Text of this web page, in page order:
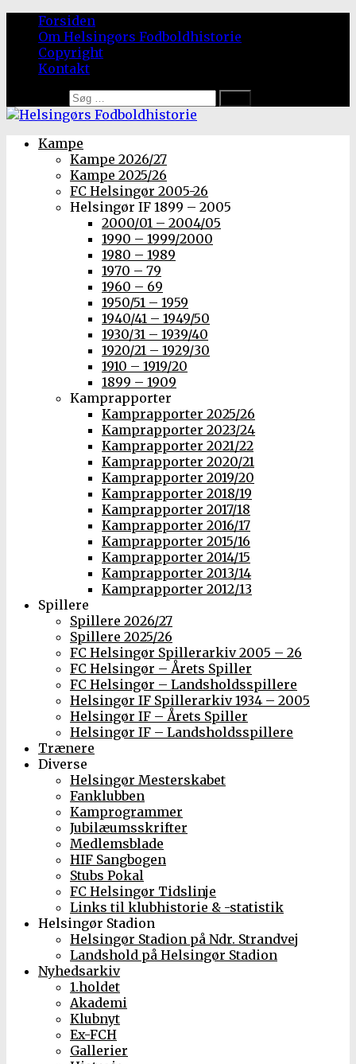
Forsiden
Om Helsingørs Fodboldhistorie
Copyright
Kontakt
Kampe
Kampe 2026/27
Kampe 2025/26
FC Helsingør 2005-26
Helsingør IF 1899 – 2005
2000/01 – 2004/05
1990 – 1999/2000
1980 – 1989
1970 – 79
1960 – 69
1950/51 – 1959
1940/41 – 1949/50
1930/31 – 1939/40
1920/21 – 1929/30
1910 – 1919/20
1899 – 1909
Kamprapporter
Kamprapporter 2025/26
Kamprapporter 2023/24
Kamprapporter 2021/22
Kamprapporter 2020/21
Kamprapporter 2019/20
Kamprapporter 2018/19
Kamprapporter 2017/18
Kamprapporter 2016/17
Kamprapporter 2015/16
Kamprapporter 2014/15
Kamprapporter 2013/14
Kamprapporter 2012/13
Spillere
Spillere 2026/27
Spillere 2025/26
FC Helsingør Spillerarkiv 2005 – 26
FC Helsingør – Årets Spiller
FC Helsingør – Landsholdsspillere
Helsingør IF Spillerarkiv 1934 – 2005
Helsingør IF – Årets Spiller
Helsingør IF – Landsholdsspillere
Trænere
Diverse
Helsingør Mesterskabet
Fanklubben
Kamprogrammer
Jubilæumsskrifter
Medlemsblade
HIF Sangbogen
Stubs Pokal
FC Helsingør Tidslinje
Links til klubhistorie & -statistik
Helsingør Stadion
Helsingør Stadion på Ndr. Strandvej
Landshold på Helsingør Stadion
Nyhedsarkiv
1.holdet
Akademi
Klubnyt
Ex-FCH
Gallerier